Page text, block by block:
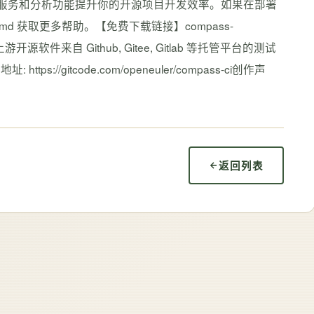
和分析功能提升你的开源项目开发效率。如果在部署
获取更多帮助。【免费下载链接】compass-
开源软件来自 Github, Gitee, Gitlab 等托管平台的测试
址: https://gitcode.com/openeuler/compass-ci创作声
返回列表